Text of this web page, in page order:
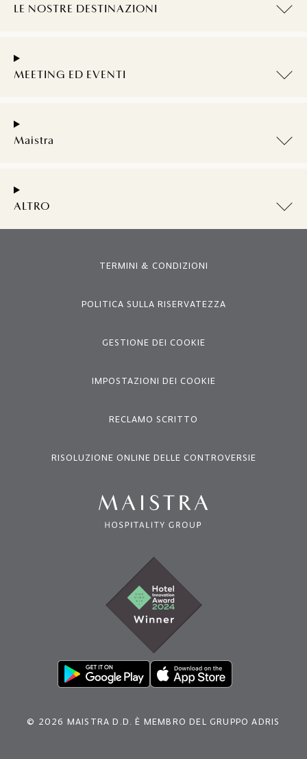
LE NOSTRE DESTINAZIONI
MEETING ED EVENTI
Maistra
ALTRO
TERMINI & CONDIZIONI
POLITICA SULLA RISERVATEZZA
GESTIONE DEI COOKIE
IMPOSTAZIONI DEI COOKIE
RECLAMO SCRITTO
RISOLUZIONE ONLINE DELLE CONTROVERSIE
© 2026 MAISTRA D.D. È MEMBRO DEL GRUPPO ADRIS